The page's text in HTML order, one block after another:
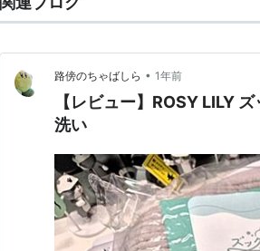
路傍のちゃばしら • 1年前
【レビュー】ROSY LILY
洗い